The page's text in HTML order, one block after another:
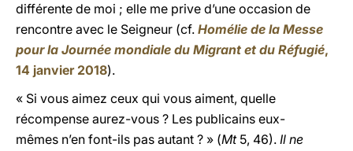
différente de moi ; elle me prive d’une occasion de
rencontre avec le Seigneur (cf. Homélie de la Messe
pour la Journée mondiale du Migrant et du Réfugié,
14 janvier 2018).
« Si vous aimez ceux qui vous aiment, quelle
récompense aurez-vous ? Les publicains eux-
mêmes n’en font-ils pas autant ? » (Mt5, 46). Il ne